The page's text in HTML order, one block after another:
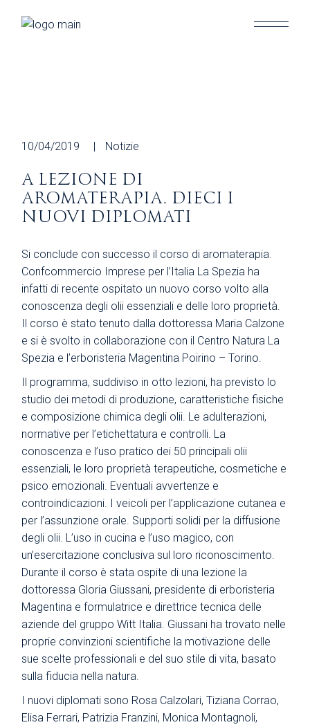
10/04/2019 Notizie
A LEZIONE DI
AROMATERAPIA. DIECI I
NUOVI DIPLOMATI
Si conclude con successo il corso di aromaterapia.
Confcommercio Imprese per l’Italia La Spezia ha
infatti di recente ospitato un nuovo corso volto alla
conoscenza degli olii essenziali e delle loro proprietà.
Il corso è stato tenuto dalla dottoressa Maria Calzone
e si è svolto in collaborazione con il Centro Natura La
Spezia e l’erboristeria Magentina Poirino – Torino.
Il programma, suddiviso in otto lezioni, ha previsto lo
studio dei metodi di produzione, caratteristiche fisiche
e composizione chimica degli olii. Le adulterazioni,
normative per l’etichettatura e controlli. La
conoscenza e l’uso pratico dei 50 principali olii
essenziali, le loro proprietà terapeutiche, cosmetiche e
psico emozionali. Eventuali avvertenze e
controindicazioni. I veicoli per l’applicazione cutanea e
per l’assunzione orale. Supporti solidi per la diffusione
degli olii. L’uso in cucina e l’uso magico, con
un’esercitazione conclusiva sul loro riconoscimento.
Durante il corso è stata ospite di una lezione la
dottoressa Gloria Giussani, presidente di erboristeria
Magentina e formulatrice e direttrice tecnica delle
aziende del gruppo Witt Italia. Giussani ha trovato nelle
proprie convinzioni scientifiche la motivazione delle
sue scelte professionali e del suo stile di vita, basato
sulla fiducia nella natura.
I nuovi diplomati sono Rosa Calzolari, Tiziana Corrao,
Elisa Ferrari, Patrizia Franzini, Monica Montagnoli,